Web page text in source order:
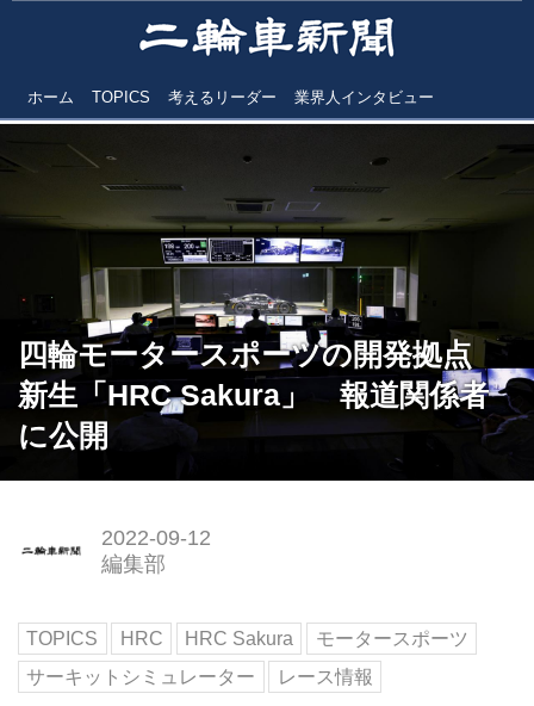
ホーム TOPICS 考えるリーダー 業界人インタビュー
四輪モータースポーツの開発拠点
新生「HRC Sakura」 報道関係者
に公開
2022-09-12
編集部
TOPICS HRC HRC Sakura
モータースポーツ
サーキットシミュレーター
レース情報